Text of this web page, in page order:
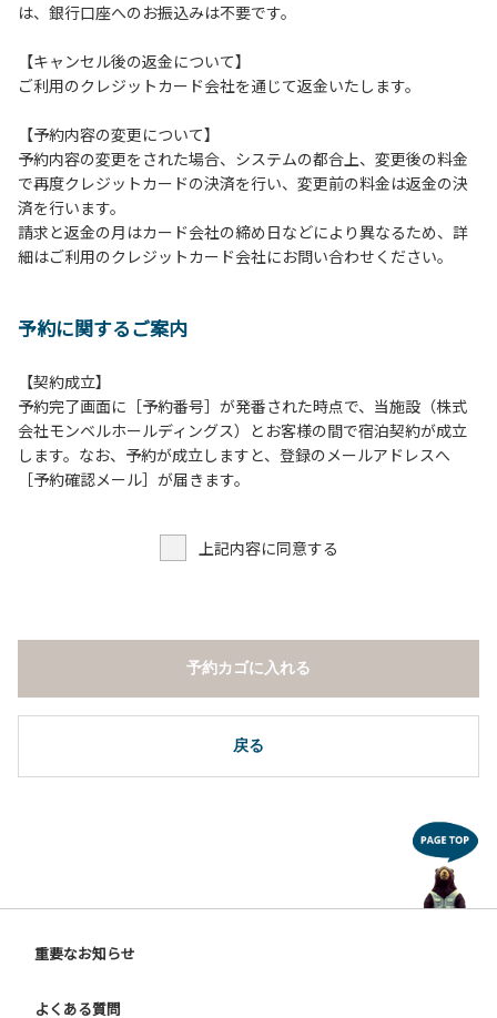
１.動物（ペット類）の同伴はご遠慮願います。
３.調度品などの持ち出しはしないでください。
４.ご訪問客とのコテージ内での面会はご遠慮願います。
６.周囲に迷惑となるような行為（夜間の大声での談笑等）や
他人に嫌悪感を与えるような行為はお止めください。
７.BBQ台（BBQコンロやグリル）は室内およびデッキ部分
は使用禁止です。使用の際は土面またはアスファルト面にて
床面から高さ60cm以上離してご利用ください。
８.炭火の利用後は炭の鎮火の確認をお願いいたします。
テントの設営、テーブル・椅子の持ち出しは禁止です。
【ロッジご利用上の注意事項ならびに禁止事項】
１.動物（ペット類）の同伴はご遠慮願います。
２.安全管理上、お子様の単独での行動はご遠慮ください。
３.調度品などの持ち出しはしないでください。
６.周囲に迷惑となるような行為（夜間の大声での談笑等）や
床面から高さ60cm以上離してご利用ください。
８.炭火の利用後は炭の鎮火の確認をお願いいたします。
９.BBQ台（BBQコンロやグリル）の貸出はございません。
10.駐車場や芝生スペースを含め、コテージ周辺でのタープ・
テントの設営、テーブル・椅子の持ち出しは禁止です。
２.安全管理上、お子様の単独での行動はご遠慮ください。
４.ご訪問客とのサイト内での面会はご遠慮願います。
６.周囲に迷惑となるような行為（夜間の大声での談笑等）や
７.BBQ台（BBQコンロやグリル）は床面から高さ60cm以上
は、銀行口座へのお振込みは不要です。
【キャンセル後の返金について】
ご利用のクレジットカード会社を通じて返金いたします。
【予約内容の変更について】
予約内容の変更をされた場合、システムの都合上、変更後の料金
で再度クレジットカードの決済を行い、変更前の料金は返金の決
済を行います。
請求と返金の月はカード会社の締め日などにより異なるため、詳
細はご利用のクレジットカード会社にお問い合わせください。
予約に関するご案内
【契約成立】
予約完了画面に［予約番号］が発番された時点で、当施設（株式
会社モンベルホールディングス）とお客様の間で宿泊契約が成立
します。なお、予約が成立しますと、登録のメールアドレスへ
［予約確認メール］が届きます。
上記内容に同意する
戻る
予約カゴに入れる
重要なお知らせ
よくある質問